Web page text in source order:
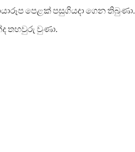
පෙළක් පසුගියදා ගෙන තිබුණා.
තහවුරු වුණා.